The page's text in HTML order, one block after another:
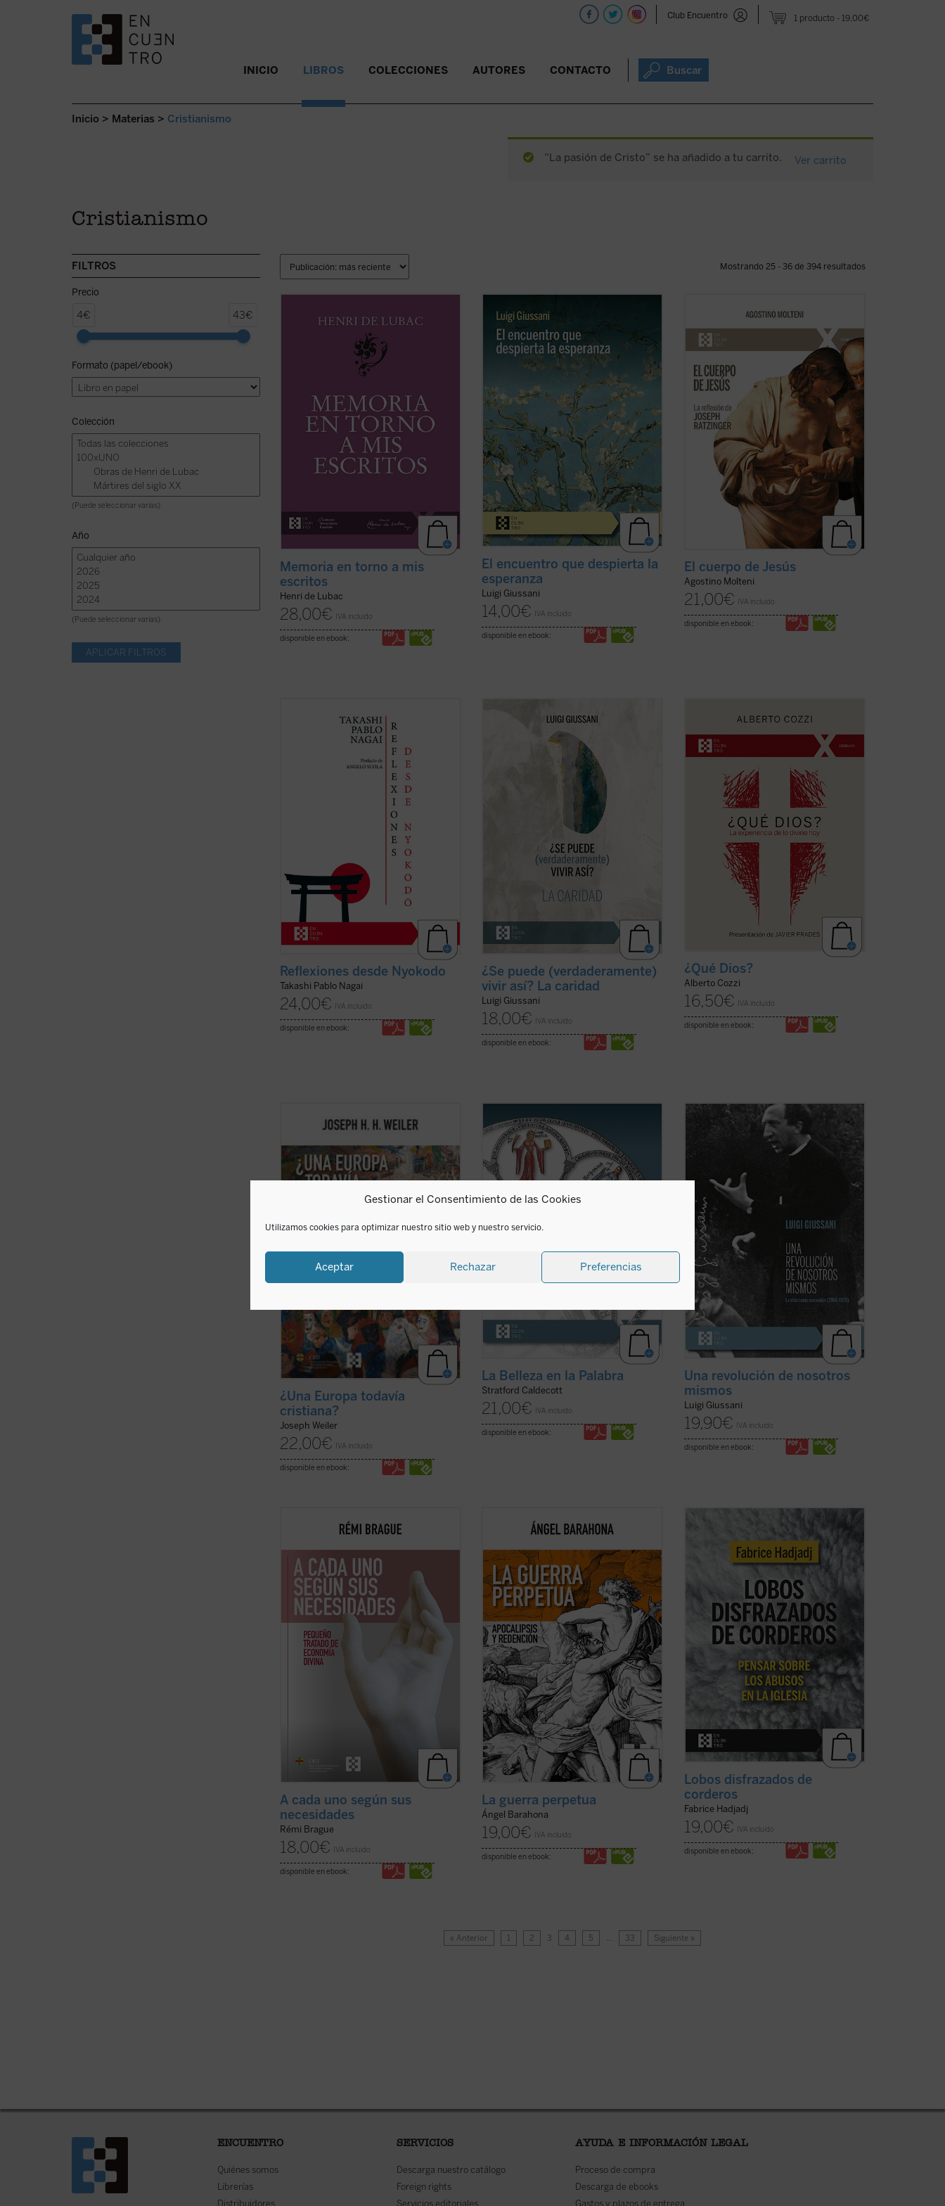
Gestionar el Consentimiento de las Cookies
Utilizamos cookies para optimizar nuestro sitio web y nuestro servicio.
Aceptar Rechazar Preferencias
1 producto 19,00€
Club Encuentro
SALTAR AL CONTENIDO. INICIO LIBROS COLECCIONES AUTORES CONTACTO Buscar
Inicio > Materias > Cristianismo
“La pasión de Cristo” se ha añadido a tu carrito. Ver carrito
Cristianismo
FILTROS
Precio
4€ 43€
Formato (papel/ebook)
Colección
(Puede seleccionar varias)
Año
(Puede seleccionar varias)
Mostrando 25 - 36 de 394 resultados
primeros veinte añosy Memoria en
torno a mis escritos. Ambas Memorias
nos permiten conocer la vida y la obra de
Henri de Lubac desde su nacimiento en
1896 hasta el final de su período militar ...
Memoria en torno a mis
escritos
Henri de Lubac
28,00€ IVA incluido
disponible en ebook:
Estas páginas ofrecen las lecciones, el
diálogo en asamblea y la síntesis, hasta
ahora inéditos, de Luigi Giussani con
jóvenes universitarios de Comunión y
Liberación en 1985. Giussani propone
una inversión de perspectiva: las
necesidades ...
(ver ficha)
El encuentro que despierta la
esperanza
Luigi Giussani
14,00€ IVA incluido
disponible en ebook:
Este ensayo se adentra en preguntas tan
simples como profundas: ¿qué significa
que Jesús tuvo un cuerpo como el
nuestro? ¿Cómo pensó Joseph Ratzinger
el cuerpo de Jesús? No como un detalle
más de la fe cristiana, sino como una
clave para ...
(ver ficha)
El cuerpo de Jesús
Agostino Molteni
21,00€ IVA incluido
disponible en ebook:
Reflexiones desde Nyokodō
serie de escritos breves, meditaciones y
cartas suyas que conforman una obra
valiosísima para seguir, a través de una
intimidad familiar con él, los pasos de
Takashi hacia el encuentro final con ...
Reflexiones desde Nyokodo
Takashi Pablo Nagai
24,00€ IVA incluido
disponible en ebook:
Giussani continúa su diálogo abierto en
este tercer y último volumen dedicado a
la caridad, junto con su condición
esencial, el sacrificio, y su consecuencia
práctica, la virginidad....(ver ficha)
¿Se puede (verdaderamente)
vivir así? La caridad
Luigi Giussani
18,00€ IVA incluido
disponible en ebook:
¿Qué Dios?nos recuerda que el discurso
intelectual, sino una apertura, un desafío
a ampliar nuestra comprensión de la
experiencia humana....
(ver ficha)
¿Qué Dios?
Alberto Cozzi
16,50€ IVA incluido
disponible en ebook:
Para muchos europeos, la Iglesia ya no
elegantes, y la religión, una pieza de
museo. Pero, ¿qué implica esta amnesia
para Europa?¿Una Europa todavía
¿Una Europa todavía
cristiana?
Joseph Weiler
22,00€ IVA incluido
disponible en ebook:
La Belleza en la Palabra
contribución única para devolver la
realidad al centro del aprendizaje. A los
interrogantes ¿qué es una buena
educación? o ¿para qué sirve?, Stratford
arrojando una nueva ...
La Belleza en la Palabra
Stratford Caldecott
21,00€ IVA incluido
disponible en ebook:
Los textos reunidos en este libro
pertenecen a un momento delicado y
crucial de la historia de Comunión y
Liberación (CL). Se remontan a los años
1968-1970, período en el que la
experiencia nacida de don Giussani en
1954 sufrió una profunda ...
Una revolución de nosotros
mismos
Luigi Giussani
19,90€ IVA incluido
disponible en ebook:
Este «pequeño tratado» es la
emblemáticos de Rémi Brague sobre el
concepto demundo. En una sucesión de
breves capítulos expone una teoría de la
Providencia divina en la que Dios provee
a todos los ...(ver ficha)
A cada uno según sus
necesidades
Rémi Brague
18,00€ IVA incluido
disponible en ebook:
Las preguntas que surgen en este
hostilidad guerrera ha sido un hecho
constatable, permanente a lo largo de la
historia de la humanidad y podemos
sospechar que lo seguirá siendo? ¿Por
qué la actividad ...(ver ficha)
La guerra perpetua
Ángel Barahona
19,00€ IVA incluido
disponible en ebook:
Fabrice Hadjadj nos sumerge en las
raíces del mal, donde, según el Evangelio,
«los lobos se disfrazan de corderos».
Una denuncia de la mentira, la impostura
y la credulidad. Un alegato a favor de la
fe. Un ensayo vigorizante, ejemplar por
(ver ficha)
Lobos disfrazados de
corderos
Fabrice Hadjadj
19,00€ IVA incluido
disponible en ebook:
« Anterior 1 2 3 4 5 … 33 Siguiente »
ENCUENTRO
Quiénes somos
Librerías
Distribuidores
SERVICIOS
Descarga nuestro catálogo
Foreign rights
Servicios editoriales
AYUDA E INFORMACIÓN LEGAL
Proceso de compra
Descarga de ebooks
Gastos y plazos de entrega